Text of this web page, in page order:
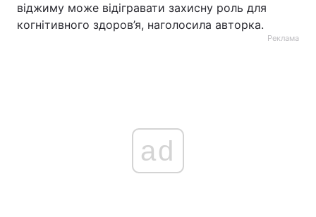
віджиму може відігравати захисну роль для
когнітивного здоров’я, наголосила авторка.
Реклама
ad